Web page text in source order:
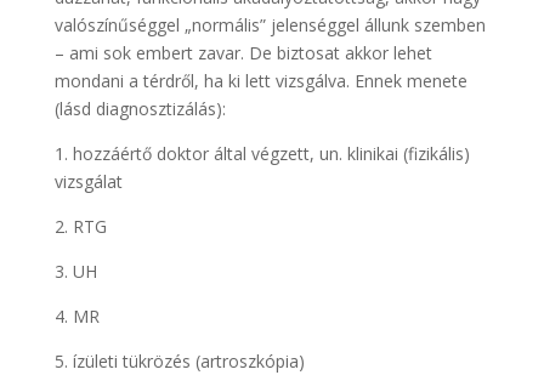
valószínűséggel „normális” jelenséggel állunk szemben
– ami sok embert zavar. De biztosat akkor lehet
mondani a térdről, ha ki lett vizsgálva. Ennek menete
(lásd diagnosztizálás):
1. hozzáértő doktor által végzett, un. klinikai (fizikális)
vizsgálat
2. RTG
3. UH
4. MR
5. ízületi tükrözés (artroszkópia)